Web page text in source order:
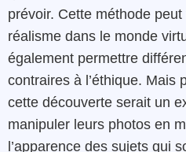
prévoir. Cette méthode
réalisme dans le monde
également permettre
contraires à l’éthique. Mais
cette découverte serait un
manipuler leurs photos en
l’apparence des sujets qui